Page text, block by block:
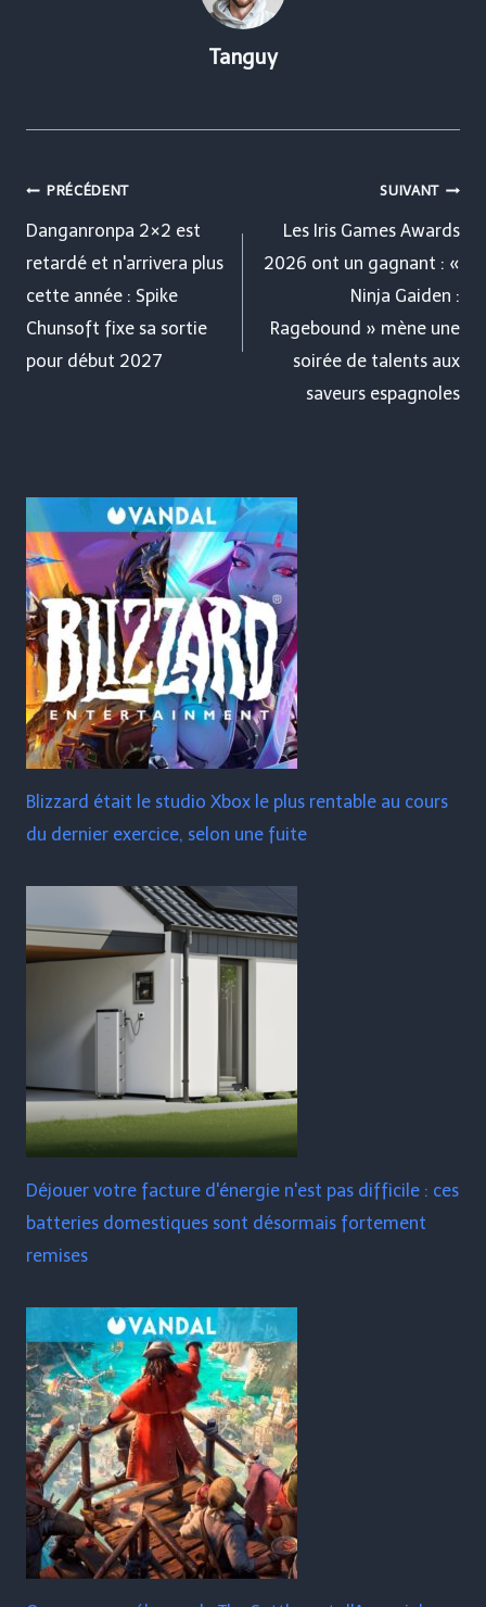
Tanguy
Navigation
de
l’article
PRÉCÉDENT
Danganronpa 2×2 est
retardé et n'arrivera plus
cette année : Spike
Chunsoft fixe sa sortie
pour début 2027
SUIVANT
Les Iris Games Awards
2026 ont un gagnant : «
Ninja Gaiden :
Ragebound » mène une
soirée de talents aux
saveurs espagnoles
Blizzard était le studio Xbox le plus rentable au cours
du dernier exercice, selon une fuite
Déjouer votre facture d'énergie n'est pas difficile : ces
batteries domestiques sont désormais fortement
remises